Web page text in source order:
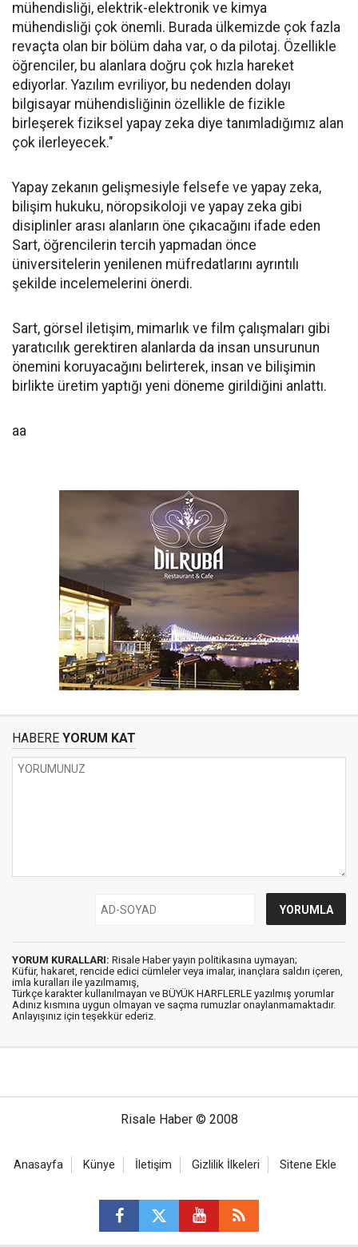
mühendisliği, elektrik-elektronik ve kimya
mühendisliği çok önemli. Burada ülkemizde çok fazla
revaçta olan bir bölüm daha var, o da pilotaj. Özellikle
öğrenciler, bu alanlara doğru çok hızla hareket
ediyorlar. Yazılım evriliyor, bu nedenden dolayı
bilgisayar mühendisliğinin özellikle de fizikle
birleşerek fiziksel yapay zeka diye tanımladığımız alan
çok ilerleyecek."
Yapay zekanın gelişmesiyle felsefe ve yapay zeka,
bilişim hukuku, nöropsikoloji ve yapay zeka gibi
disiplinler arası alanların öne çıkacağını ifade eden
Sart, öğrencilerin tercih yapmadan önce
üniversitelerin yenilenen müfredatlarını ayrıntılı
şekilde incelemelerini önerdi.
Sart, görsel iletişim, mimarlık ve film çalışmaları gibi
yaratıcılık gerektiren alanlarda da insan unsurunun
önemini koruyacağını belirterek, insan ve bilişimin
birlikte üretim yaptığı yeni döneme girildiğini anlattı.
aa
HABERE YORUM KAT
YORUM KURALLARI: Risale Haber yayın politikasına uymayan;
Küfür, hakaret, rencide edici cümleler veya imalar, inançlara saldırı içeren,
imla kuralları ile yazılmamış,
Türkçe karakter kullanılmayan ve BÜYÜK HARFLERLE yazılmış yorumlar
Adınız kısmına uygun olmayan ve saçma rumuzlar onaylanmamaktadır.
Anlayışınız için teşekkür ederiz.
Risale Haber © 2008
Anasayfa Künye İletişim Gizlilik İlkeleri Sitene Ekle